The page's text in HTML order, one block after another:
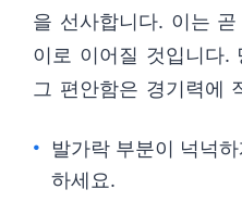
을 선사합니다. 이는
이로 이어질 것입니다.
그 편안함은 경기력에
발가락 부분이 넉넉
하세요.